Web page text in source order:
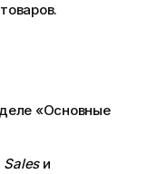
«Основные
Salesи